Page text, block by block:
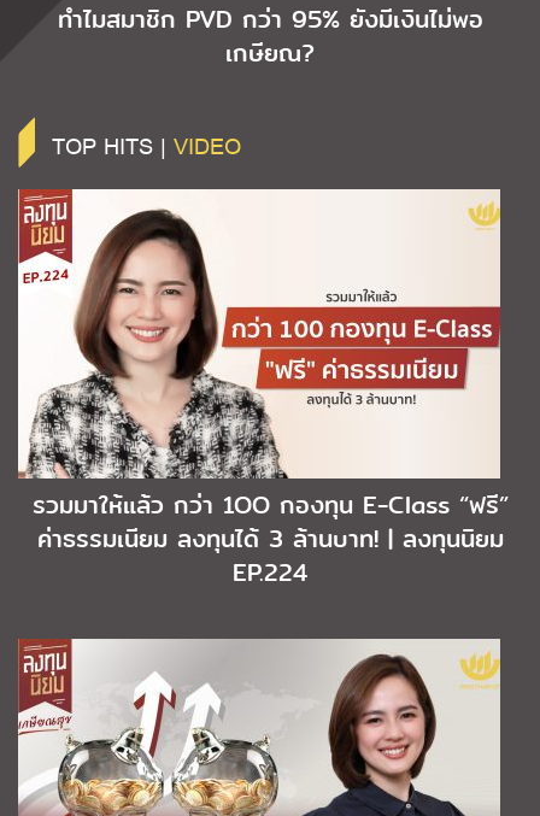
ทำไมสมาชิก PVD กว่า 95% ยังมีเงินไม่พอ
เกษียณ?
TOP HITS | VIDEO
รวมมาให้แล้ว กว่า 1OO กองทุน E-Class “ฟรี”
ค่าธรรมเนียม ลงทุนได้ 3 ล้านบาท! | ลงทุนนิยม
EP.224